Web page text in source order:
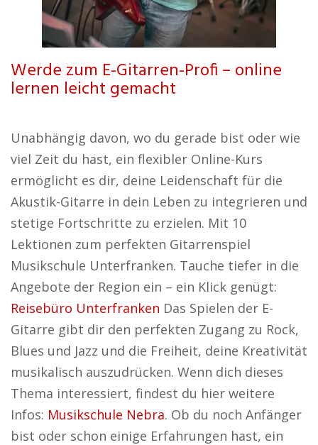
Werde zum E-Gitarren-Profi – online
lernen leicht gemacht
Unabhängig davon, wo du gerade bist oder wie
viel Zeit du hast, ein flexibler Online-Kurs
ermöglicht es dir, deine Leidenschaft für die
Akustik-Gitarre in dein Leben zu integrieren und
stetige Fortschritte zu erzielen. Mit 10
Lektionen zum perfekten Gitarrenspiel
Musikschule Unterfranken. Tauche tiefer in die
Angebote der Region ein – ein Klick genügt:
Reisebüro Unterfranken Das Spielen der E-
Gitarre gibt dir den perfekten Zugang zu Rock,
Blues und Jazz und die Freiheit, deine Kreativität
musikalisch auszudrücken. Wenn dich dieses
Thema interessiert, findest du hier weitere
Infos: Musikschule Nebra. Ob du noch Anfänger
bist oder schon einige Erfahrungen hast, ein